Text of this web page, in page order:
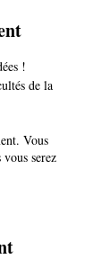
!
de la
Vous
serez